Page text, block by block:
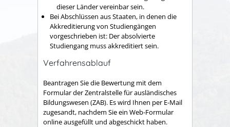
dieser Länder vereinbar sein.
Bei Abschlüssen aus Staaten, in denen die
Akkreditierung von Studiengängen
vorgeschrieben ist: Der absolvierte
Studiengang muss akkreditiert sein.
Verfahrensablauf
Beantragen Sie die Bewertung mit dem
Formular der Zentralstelle für ausländisches
Bildungswesen (ZAB). Es wird Ihnen per E-Mail
zugesandt, nachdem Sie ein Web-Formular
online ausgefüllt und abgeschickt haben.